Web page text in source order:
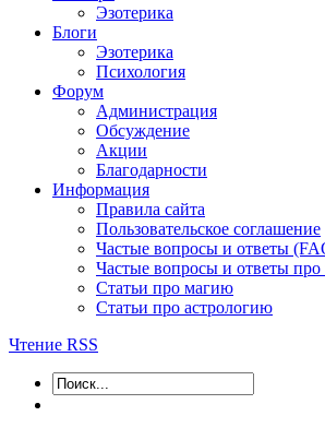
Эзотерика
Блоги
Эзотерика
Психология
Форум
Администрация
Обсуждение
Акции
Благодарности
Информация
Правила сайта
Пользовательское соглашение
Частые вопросы и ответы
Частые вопросы и ответы про
Статьи про магию
Статьи про астрологию
Чтение RSS